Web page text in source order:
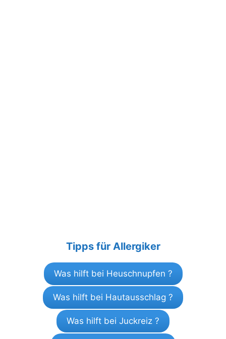
Tipps für Allergiker
Was hilft bei Heuschnupfen ?
Was hilft bei Hautausschlag ?
Was hilft bei Juckreiz ?